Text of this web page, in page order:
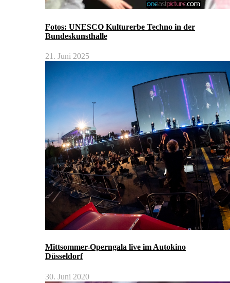
Fotos: UNESCO Kulturerbe Techno in der
Bundeskunsthalle
21. Juni 2025
Mittsommer-Operngala live im Autokino
Düsseldorf
30. Juni 2020